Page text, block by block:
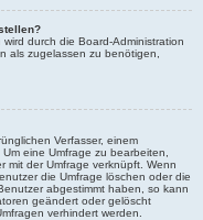
durch die Board-Administration
als zugelassen zu benötigen,
Verfasser, einem
eine Umfrage zu bearbeiten,
mit der Umfrage verknüpft. Wenn
die Umfrage löschen oder die
abgestimmt haben, so kann
geändert oder gelöscht
verhindert werden.